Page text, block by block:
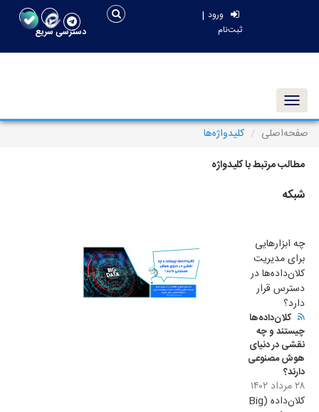
ورود |
ثبت‌نام دسترسی سریع
Toggle navigation
صفحه‌اصلی
کلیدواژه‌ها
مطالب مرتبط با کلیدواژه
شبکه
چه ابزارهایی
برای مدیریت
کلان‌داده‌ها در
دسترس قرار
دارد؟
کلان‌داده‌ها
چیستند و چه
نقشی در دنیای
هوش مصنوعی
دارند؟
۲۸ مرداد ۱۴۰۲
کلان‌داده (Big